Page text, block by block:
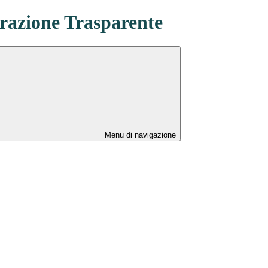
Trasparente
Menu di navigazione